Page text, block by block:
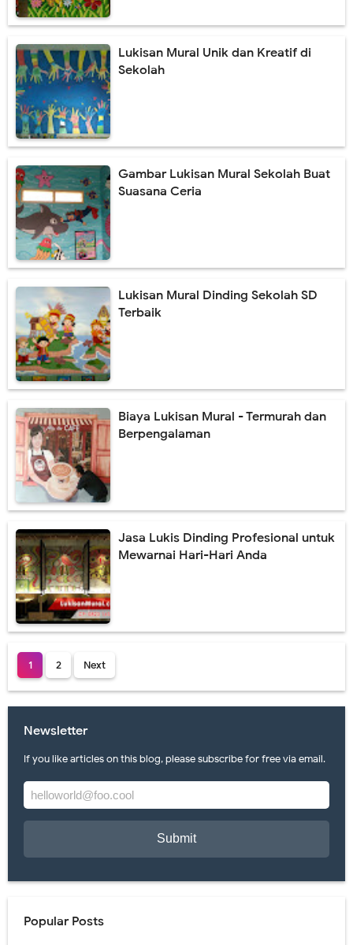
Lukis Mural Dinding Berkualitas & Terbaru 2021
Jasa Lukis Mural Tiga Dimensi Berkualitas
Lukisan Mural Tangga Hiasi Ruangan Tanpa Mahal
Contoh Lukisan Mural Tema Taman Terbaik
Lukisan Mural Unik dan Kreatif di
Sekolah
Gambar Lukisan Mural Sekolah Buat
Suasana Ceria
Lukisan Mural Dinding Sekolah SD
Terbaik
Biaya Lukisan Mural - Termurah dan
Berpengalaman
Jasa Lukis Dinding Profesional untuk
Mewarnai Hari-Hari Anda
1 2 Next
Newsletter
If you like articles on this blog, please subscribe for free via email.
Popular Posts